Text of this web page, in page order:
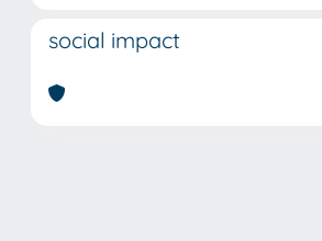
social impact